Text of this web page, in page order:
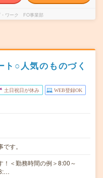
・ワーク FO事業部
ト○人気のものづく
土日祝日が休み WEB登録OK
す。
！＜勤務時間の例＞8:00～